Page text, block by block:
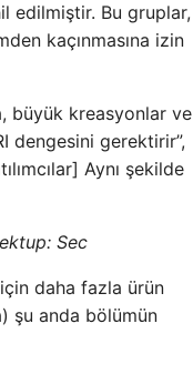
edilmiştir. Bu gruplar,
kaçınmasına izin
büyük kreasyonlar ve
dengesini gerektirir”,
Aynı şekilde
Sec
daha fazla ürün
şu anda bölümün